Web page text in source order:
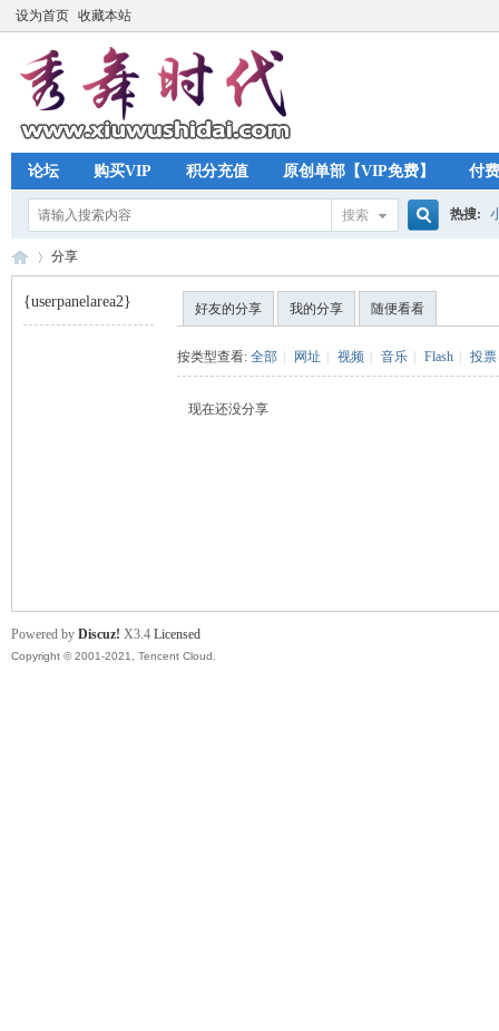
设为首页 收藏本站
论坛 购买VIP 积分充值 原创单部【VIP免费】 付
搜索 热搜:
分享
{userpanelarea2} 好友的分享 我的分享 随便看看
按类型查看: 全部 网址 视频 音乐 Flash 投票
现在还没分享
Powered by Discuz! X3.4 Licensed
Copyright © 2001-2021, Tencent Cloud.